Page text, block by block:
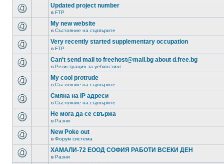
Updated project number
в FTP
My new website
в Състояние на сървърите
Very recently started supplementary occupation
в FTP
Can't send mail to freehost@mail.bg about d.free.bg
в Регистрация за уебхостинг
My cool protrude
в Състояние на сървърите
Смяна на IP адреси
в Състояние на сървърите
Не мога да се свържа
в Разни
New Poke out
в Форум система
ХАМАЛИ-72 ЕООД СОФИЯ РАБОТИ ВСЕКИ ДЕН
в Разни